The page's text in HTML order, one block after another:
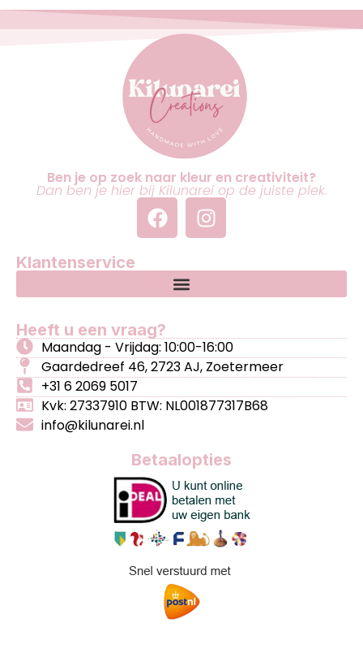
Ben je op zoek naar kleur en creativiteit?
Dan ben je hier bij Kilunarei op de juiste plek.
Klantenservice
Heeft u een vraag?
Maandag - Vrijdag: 10:00-16:00
Gaardedreef 46, 2723 AJ, Zoetermeer
+31 6 2069 5017
Kvk: 27337910 BTW: NL001877317B68
info@kilunarei.nl
Betaalopties